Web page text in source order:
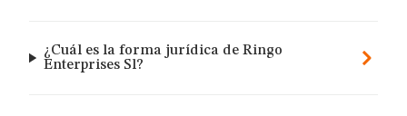
¿Cuál es la forma jurídica de Ringo
Enterprises Sl?